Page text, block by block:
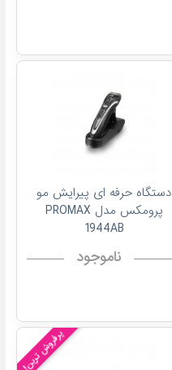
دستگاه حرفه ای پیرایش مو
پرومکس مدل PROMAX
1944AB
ناموجود
پرفروش ترین!